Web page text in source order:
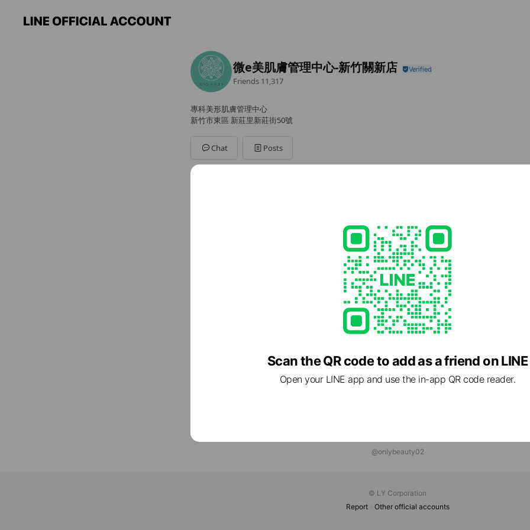
微e美肌膚管理中心-新竹關新店
Friends 11,317
專科美形肌膚管理中心
新竹市東區 新莊里新莊街50號
Chat Posts
@onlybeauty02
© LY Corporation
Report
Other official accounts
Scan the QR code to add as a friend on LINE
Open your LINE app and use the in-app QR code reader.